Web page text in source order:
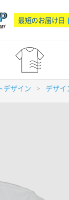
最短のお届け日
デザイン > デザイ